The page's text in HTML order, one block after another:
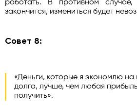
работать. В противном
закончится, измениться будет
Совет 8:
«Деньги, которые я экономлю на
долга, лучше, чем любая
получить».